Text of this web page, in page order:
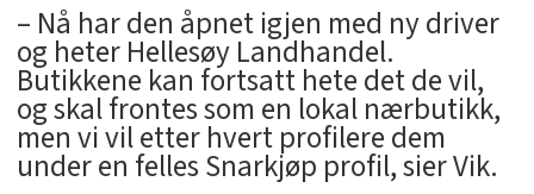
– Nå har den åpnet igjen med ny driver
og heter Hellesøy Landhandel.
Butikkene kan fortsatt hete det de vil,
og skal frontes som en lokal nærbutikk,
men vi vil etter hvert profilere dem
under en felles Snarkjøp profil, sier Vik.